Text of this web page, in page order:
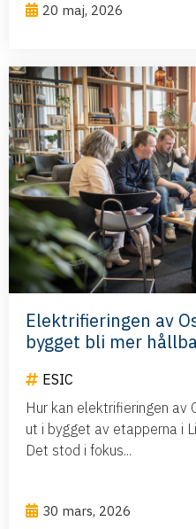
20 maj, 2026
Elektrifieringen av
bygget bli mer
ESIC
Hur kan elektrifieringen av
ut i bygget av etapperna i
Det stod i fokus...
30 mars, 2026